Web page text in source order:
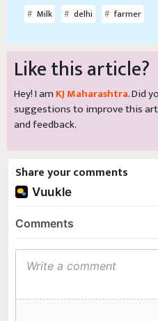
Milk delhi farmer
Like this article?
Hey! I am KJ Maharashtra. Did
suggestions to improve this
and feedback.
Share your comments